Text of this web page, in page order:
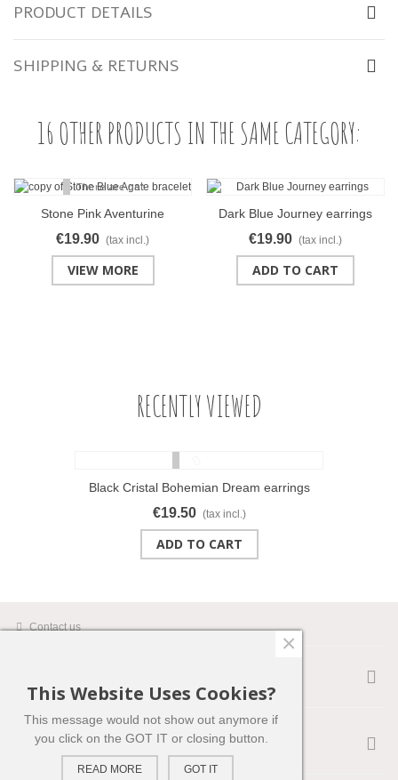
PRODUCT DETAILS
SHIPPING & RETURNS
16 OTHER PRODUCTS IN THE SAME CATEGORY:
Stone Pink Aventurine
bracelet
€19.90 (tax incl.)
VIEW MORE
Dark Blue Journey earrings
€19.90 (tax incl.)
ADD TO CART
RECENTLY VIEWED
Black Cristal Bohemian Dream earrings
€19.50 (tax incl.)
ADD TO CART
Contact us
FACEBOOK
This Website Uses Cookies?
This message would not show out anymore if
you click on the GOT IT or closing button.
READ MORE GOT IT
×